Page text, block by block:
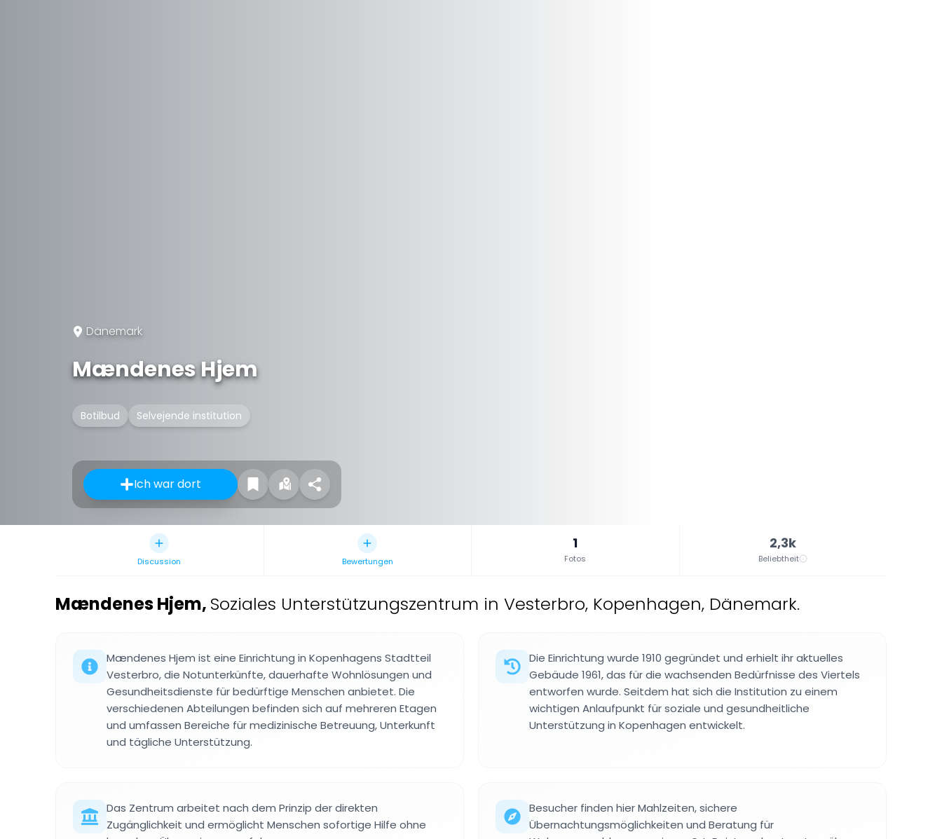
Dänemark
Mændenes Hjem
Botilbud Selvejende institution
Ich war dort
Discussion Bewertungen
1
Fotos
2,3k
Beliebtheit
Mændenes Hjem, Soziales Unterstützungszentrum in Vesterbro, Kopenhagen, Dänemark.
Mændenes Hjem ist eine Einrichtung in Kopenhagens Stadtteil
Vesterbro, die Notunterkünfte, dauerhafte Wohnlösungen und
Gesundheitsdienste für bedürftige Menschen anbietet. Die
verschiedenen Abteilungen befinden sich auf mehreren Etagen
und umfassen Bereiche für medizinische Betreuung, Unterkunft
und tägliche Unterstützung.
Die Einrichtung wurde 1910 gegründet und erhielt ihr aktuelles
Gebäude 1961, das für die wachsenden Bedürfnisse des Viertels
entworfen wurde. Seitdem hat sich die Institution zu einem
wichtigen Anlaufpunkt für soziale und gesundheitliche
Unterstützung in Kopenhagen entwickelt.
Das Zentrum arbeitet nach dem Prinzip der direkten
Zugänglichkeit und ermöglicht Menschen sofortige Hilfe ohne
Besucher finden hier Mahlzeiten, sichere
Übernachtungsmöglichkeiten und Beratung für